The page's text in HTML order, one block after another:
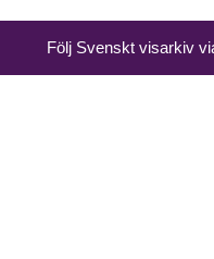
Följ Svenskt visarkiv